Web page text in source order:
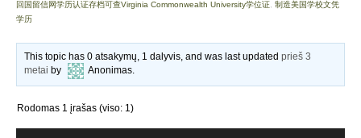
回国留信网学历认证存档可查Virginia Commonwealth University学位证 制造美国学校文凭
学历
This topic has 0 atsakymų, 1 dalyvis, and was last updatedprieš 3
metai by Anonimas.
Rodomas 1 įrašas (viso: 1)